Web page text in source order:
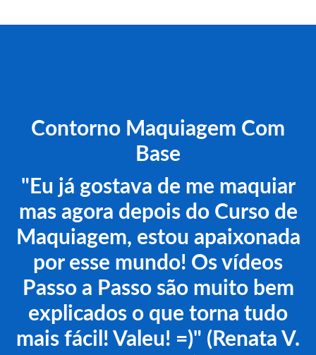
Contorno Maquiagem Com
Base
"Eu já gostava de me maquiar
mas agora depois do Curso de
Maquiagem, estou apaixonada
por esse mundo! Os vídeos
Passo a Passo são muito bem
explicados o que torna tudo
mais fácil! Valeu! =)" (Renata V.